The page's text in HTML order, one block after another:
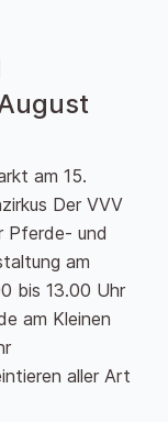
am 15.
Der VVV
Pferde- und
am
bis 13.00 Uhr
am Kleinen
aller Art